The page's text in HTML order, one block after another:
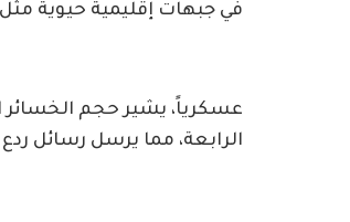
في جبهات إقليمية حيوية مثل
الرابعة، مما يرسل رسائل